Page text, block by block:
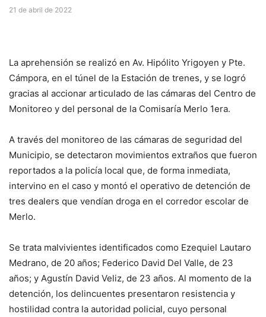
21 de abril de 2022
La aprehensión se realizó en Av. Hipólito Yrigoyen y Pte.
Cámpora, en el túnel de la Estación de trenes, y se logró
gracias al accionar articulado de las cámaras del Centro de
Monitoreo y del personal de la Comisaría Merlo 1era.
A través del monitoreo de las cámaras de seguridad del
Municipio, se detectaron movimientos extraños que fueron
reportados a la policía local que, de forma inmediata,
intervino en el caso y montó el operativo de detención de
tres dealers que vendían droga en el corredor escolar de
Merlo.
Se trata malvivientes identificados como Ezequiel Lautaro
Medrano, de 20 años; Federico David Del Valle, de 23
años; y Agustín David Veliz, de 23 años. Al momento de la
detención, los delincuentes presentaron resistencia y
hostilidad contra la autoridad policial, cuyo personal